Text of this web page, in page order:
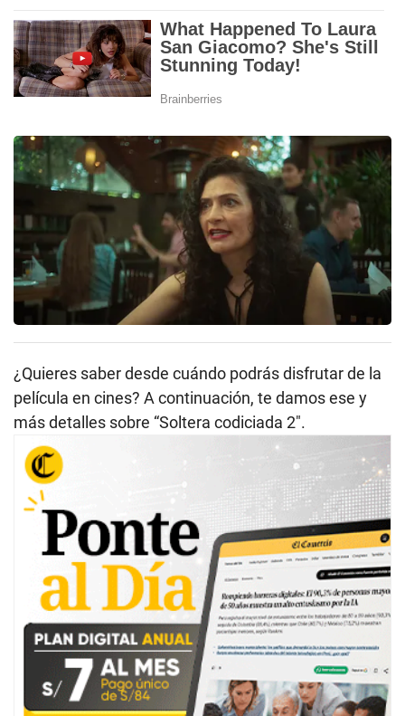
¿Quieres saber desde cuándo podrás disfrutar de la
película en cines? A continuación, te damos ese y
más detalles sobre “Soltera codiciada 2″.